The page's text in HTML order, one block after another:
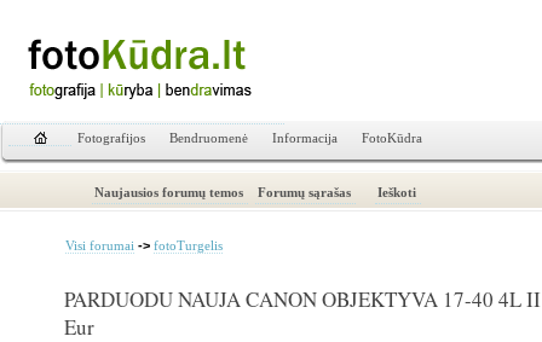
Fotografijos Bendruomenė Informacija FotoKūdra
Naujausios forumų temos Forumų sąrašas Ieškoti
Visi forumai -> fotoTurgelis
PARDUODU NAUJA CANON OBJEKTYVA 17-40 4L
Eur